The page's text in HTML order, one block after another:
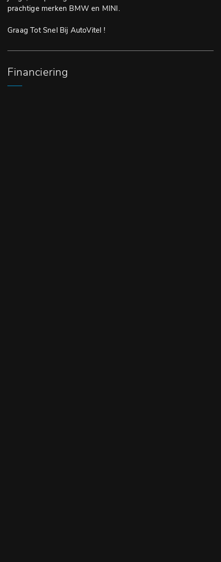
prachtige merken BMW en MINI.
Graag Tot Snel Bij AutoVitel !
Financiering